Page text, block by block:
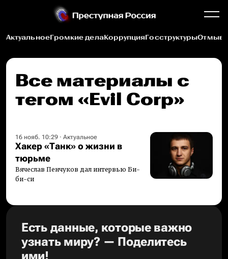
АктуальноеГромкие делаКоррупцияГосструктуры
Все материалы c
тегом «Evil Corp»
16 нояб. 10:29 · Актуальное
Хакер «Танк» о жизни в
тюрьме
Вячеслав Пенчуков дал интервью Би-
би-си
Есть данные, которые важно
узнать миру? — Поделитесь
ими!